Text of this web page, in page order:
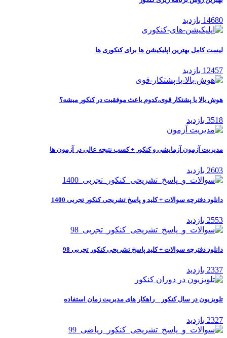
14680 بازدید
لیست کامل بهترین اپلیکیشن ها برای کنکوری ها
12457 بازدید
هوش بالا یا پشتکار قوی،کدوم باعث موفقیت در کنکور میشه؟
3518 بازدید
مدیریت آزمون آزمایشی و کنکور + کسب نتیجه عالی در آزمون ها
2603 بازدید
دانلود دفترچه سوالات + کلید و پاسخ تشریحی کنکور تجربی 1400
2553 بازدید
دانلود دفترچه سوالات + کلید پاسخ تشریحی کنکور تجربی 98
2337 بازدید
تلویزیون در سال کنکور _ راهکار های مدیریت زمان استفاده
2327 بازدید